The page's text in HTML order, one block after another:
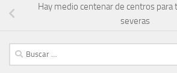
Hay medio centenar de centros para
severas
Buscar: